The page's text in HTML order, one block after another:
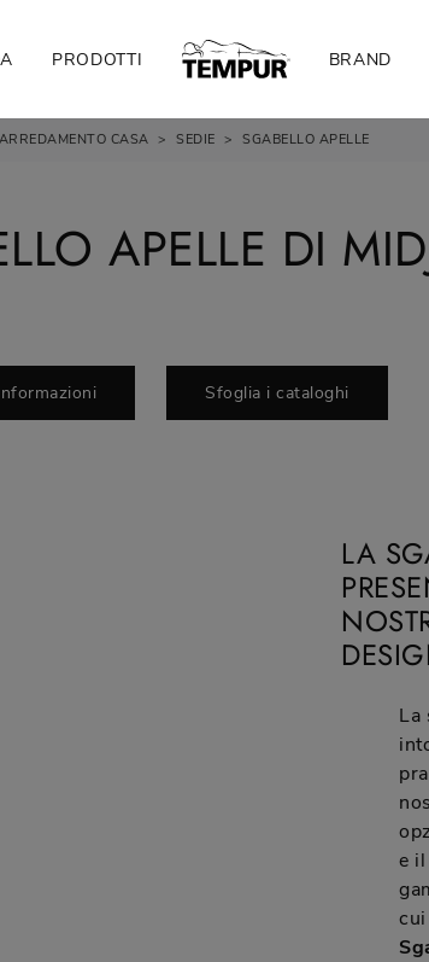
PRODOTTI BRAND
ARREDAMENTO CASA > SEDIE > SGABELLO APELLE
APELLE DI
Sfoglia i cataloghi
LA
La
e